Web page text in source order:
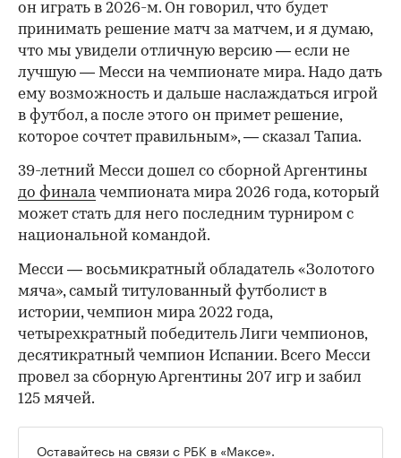
он играть в 2026-м. Он говорил, что будет
принимать решение матч за матчем, и я думаю,
что мы увидели отличную версию — если не
лучшую — Месси на чемпионате мира. Надо дать
ему возможность и дальше наслаждаться игрой
в футбол, а после этого он примет решение,
которое сочтет правильным», — сказал Тапиа.
39-летний Месси дошел со сборной Аргентины
до финалачемпионата мира 2026 года, который
может стать для него последним турниром с
национальной командой.
Месси — восьмикратный обладатель «Золотого
мяча», самый титулованный футболист в
истории, чемпион мира 2022 года,
четырехкратный победитель Лиги чемпионов,
десятикратный чемпион Испании. Всего Месси
провел за сборную Аргентины 207 игр и забил
125 мячей.
Оставайтесь на связи с РБК в «Максе».